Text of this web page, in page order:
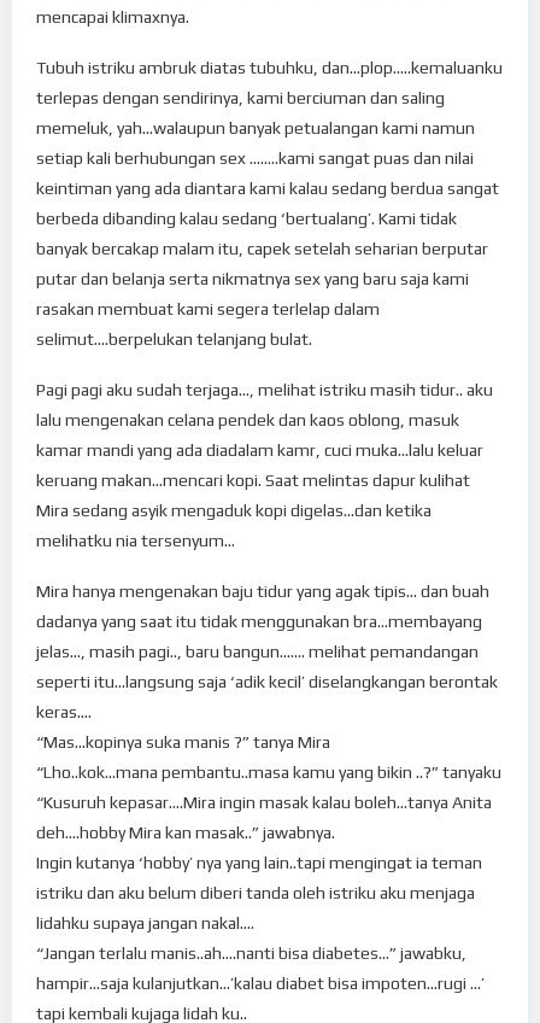
mencapai klimaxnya.
Tubuh istriku ambruk diatas tubuhku, dan…plop…..kemaluanku
terlepas dengan sendirinya, kami berciuman dan saling
memeluk, yah…walaupun banyak petualangan kami namun
setiap kali berhubungan sex ……..kami sangat puas dan nilai
keintiman yang ada diantara kami kalau sedang berdua sangat
berbeda dibanding kalau sedang ‘bertualang’. Kami tidak
banyak bercakap malam itu, capek setelah seharian berputar
putar dan belanja serta nikmatnya sex yang baru saja kami
rasakan membuat kami segera terlelap dalam
selimut….berpelukan telanjang bulat.
Pagi pagi aku sudah terjaga…, melihat istriku masih tidur.. aku
lalu mengenakan celana pendek dan kaos oblong, masuk
kamar mandi yang ada diadalam kamr, cuci muka…lalu keluar
keruang makan…mencari kopi. Saat melintas dapur kulihat
Mira sedang asyik mengaduk kopi digelas…dan ketika
melihatku nia tersenyum…
Mira hanya mengenakan baju tidur yang agak tipis… dan buah
dadanya yang saat itu tidak menggunakan bra…membayang
jelas…, masih pagi.., baru bangun……. melihat pemandangan
seperti itu…langsung saja ‘adik kecil’ diselangkangan berontak
keras….
“Mas…kopinya suka manis ?” tanya Mira
“Lho..kok…mana pembantu..masa kamu yang bikin ..?” tanyaku
“Kusuruh kepasar….Mira ingin masak kalau boleh…tanya Anita
deh….hobby Mira kan masak..” jawabnya.
Ingin kutanya ‘hobby’ nya yang lain..tapi mengingat ia teman
istriku dan aku belum diberi tanda oleh istriku aku menjaga
lidahku supaya jangan nakal….
“Jangan terlalu manis..ah….nanti bisa diabetes…” jawabku,
hampir…saja kulanjutkan…’kalau diabet bisa impoten…rugi …’
tapi kembali kujaga lidah ku..